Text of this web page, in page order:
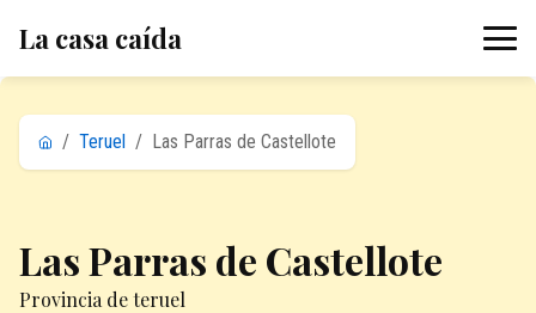
La casa caída
/ Teruel / Las Parras de Castellote
Las Parras de Castellote
Provincia de teruel